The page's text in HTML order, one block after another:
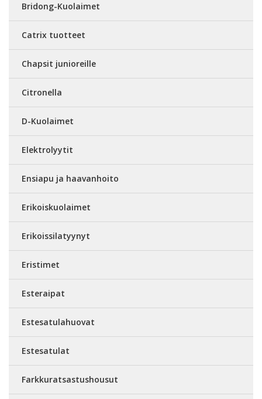
Bridong-Kuolaimet
Catrix tuotteet
Chapsit junioreille
Citronella
D-Kuolaimet
Elektrolyytit
Ensiapu ja haavanhoito
Erikoiskuolaimet
Erikoissilatyynyt
Eristimet
Esteraipat
Estesatulahuovat
Estesatulat
Farkkuratsastushousut